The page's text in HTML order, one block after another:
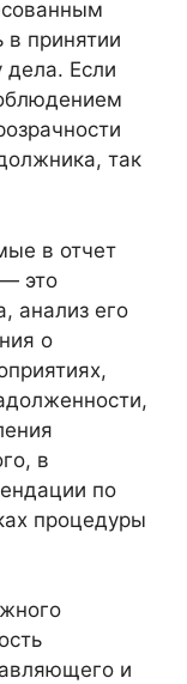
принятии
Если
так
в отчет
это
анализ его
о
в
по
процедуры
и